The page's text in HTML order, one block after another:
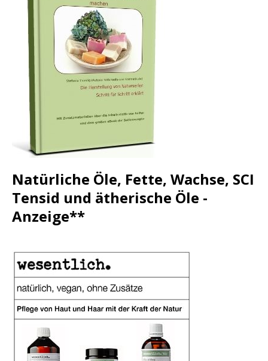
Natürliche Öle, Fette, Wachse, SCI
Tensid und ätherische Öle -
Anzeige**